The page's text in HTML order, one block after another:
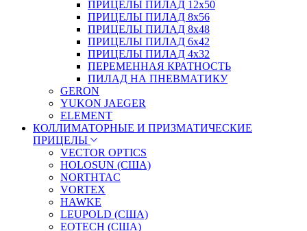
ПРИЦЕЛЫ ПИЛАД 12х50
ПРИЦЕЛЫ ПИЛАД 8х56
ПРИЦЕЛЫ ПИЛАД 8х48
ПРИЦЕЛЫ ПИЛАД 6х42
ПРИЦЕЛЫ ПИЛАД 4х32
ПЕРЕМЕННАЯ КРАТНОСТЬ
ПИЛАД НА ПНЕВМАТИКУ
GERON
YUKON JAEGER
ELEMENT
КОЛЛИМАТОРНЫЕ И ПРИЗМАТИЧЕСКИЕ
ПРИЦЕЛЫ
VECTOR OPTICS
HOLOSUN (США)
NORTHTAC
VORTEX
HAWKE
LEUPOLD (США)
EOTECH (США)